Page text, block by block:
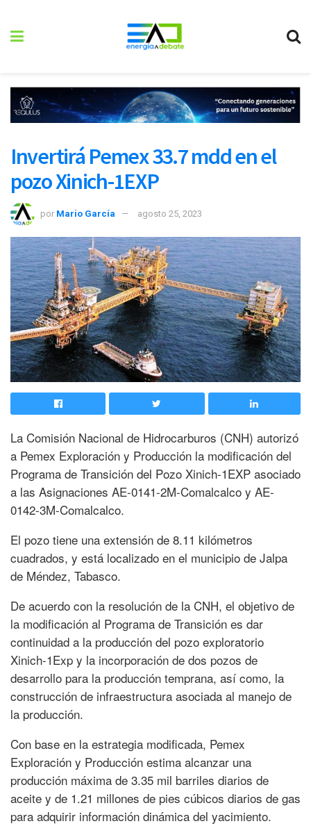
Invertirá Pemex 33.7 mdd en el
pozo Xinich-1EXP
por Mario García agosto 25, 2023
La Comisión Nacional de Hidrocarburos (CNH) autorizó
a Pemex Exploración y Producción la modificación del
Programa de Transición del Pozo Xinich-1EXP asociado
a las Asignaciones AE-0141-2M-Comalcalco y AE-
0142-3M-Comalcalco.
El pozo tiene una extensión de 8.11 kilómetros
cuadrados, y está localizado en el municipio de Jalpa
de Méndez, Tabasco.
De acuerdo con la resolución de la CNH, el objetivo de
la modificación al Programa de Transición es dar
continuidad a la producción del pozo exploratorio
Xinich-1Exp y la incorporación de dos pozos de
desarrollo para la producción temprana, así como, la
construcción de infraestructura asociada al manejo de
la producción.
Con base en la estrategia modificada, Pemex
Exploración y Producción estima alcanzar una
producción máxima de 3.35 mil barriles diarios de
aceite y de 1.21 millones de pies cúbicos diarios de gas
para adquirir información dinámica del yacimiento.